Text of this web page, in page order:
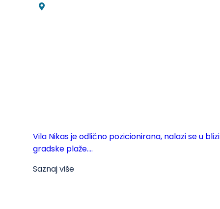
Vila Nikas je odlično pozicionirana, nalazi se u
gradske plaže....
Saznaj više